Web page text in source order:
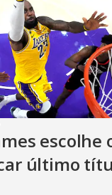
escolhe
último